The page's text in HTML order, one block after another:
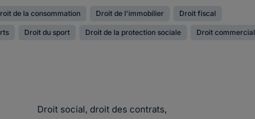
de la consommation Droit de l'immobilier Droit fiscal
Droit du sport Droit de la protection sociale Droit commercial
Droit social, droit des contrats,